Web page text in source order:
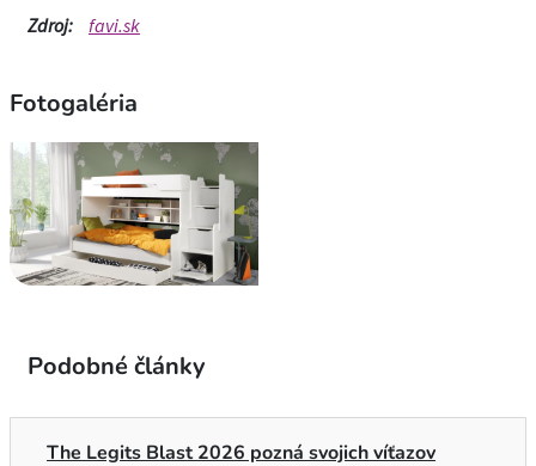
Zdroj: favi.sk
Fotogaléria
Podobné články
The Legits Blast 2026 pozná svojich víťazov